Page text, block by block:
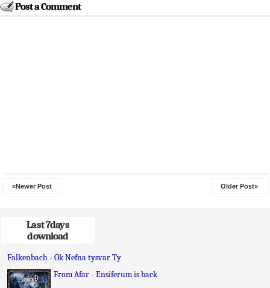
Post a Comment
«Newer Post Older Post»
Last 7days
download
Falkenbach - Ok Nefna tysvar Ty
From Afar - Ensiferum is back